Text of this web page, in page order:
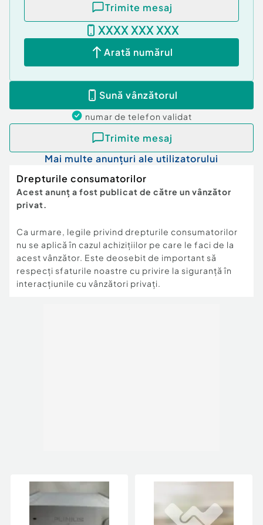
Trimite mesaj
XXXX XXX XXX
Arată numărul
Sună vânzătorul
numar de telefon validat
Trimite mesaj
Mai multe anunțuri ale utilizatorului
Drepturile consumatorilor
Acest anunț a fost publicat de către un vânzător
privat.
Ca urmare, legile privind drepturile consumatorilor
nu se aplică în cazul achizițiilor pe care le faci de la
acest vânzător. Este deosebit de important să
respecți sfaturile noastre cu privire la siguranță în
interacțiunile cu vânzători privați.